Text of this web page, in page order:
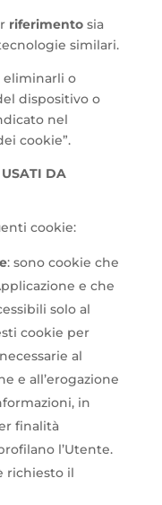
riferimentosia
similari.
eliminarli o
dispositivo o
nel
cookie”.
DA
cookie:
: sono cookie che
e che
solo al
cookie per
al
e all’erogazione
in
finalità
l’Utente.
richiesto il